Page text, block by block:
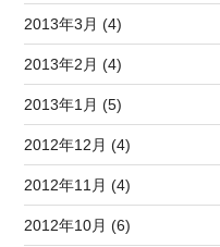
2013年3月 (4)
2013年2月 (4)
2013年1月 (5)
2012年12月 (4)
2012年11月 (4)
2012年10月 (6)